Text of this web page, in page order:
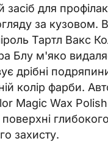
засіб для
за кузовом.
Тартл Вакс
Блу м'яко
дрібні
колір фарби.
Magic Wax
захисту.